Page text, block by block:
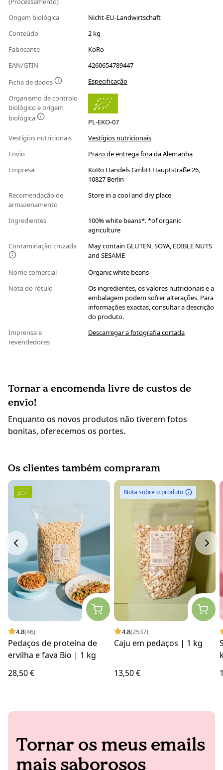
Origem biológica
Nicht-EU-Landwirtschaft
Conteúdo
2 kg
Fabricante
KoRo
EAN/GTIN
4260654789447
Ficha de dados
Especificação
Organismo de controlo
biológico e origem
biológica
PL-EKO-07
Vestígios nutricionais
Vestígios nutricionais
Envio
Prazo de entrega fora da Alemanha
Empresa
KoRo Handels GmbH Hauptstraße 26,
10827 Berlin
Recomendação de
armazenamento
Store in a cool and dry place
Ingredientes
100% white beans*. *of organic
agriculture
Contaminação cruzada
May contain GLUTEN, SOYA, EDIBLE NUTS
and SESAME
Nome comercial
Organic white beans
Nota do rótulo
Os ingredientes, os valores nutricionais e a
embalagem podem sofrer alterações. Para
informações exactas, consultar a descrição
do produto.
Imprensa e
revendedores
Descarregar a fotografia cortada
Tornar a encomenda livre de custos de
envio!
Enquanto os novos produtos não tiverem fotos
bonitas, oferecemos os portes.
Os clientes também compraram
4.8(46)
Pedaços de proteína de
ervilha e fava Bio | 1 kg
28,50 €
Nota sobre o produto
4.8(2537)
Caju em pedaços | 1 kg
13,50 €
Tornar os meus emails
mais saborosos